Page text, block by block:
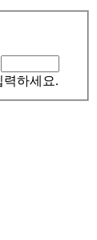
력하세요.